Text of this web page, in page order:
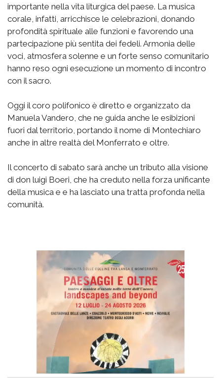
importante nella vita liturgica del paese. La musica
corale, infatti, arricchisce le celebrazioni, donando
profondità spirituale alle funzioni e favorendo una
partecipazione più sentita dei fedeli. Armonia delle
voci, atmosfera solenne e un forte senso comunitario
hanno reso ogni esecuzione un momento di incontro
con il sacro.
Oggi il coro polifonico è diretto e organizzato da
Manuela Vandero, che ne guida anche le esibizioni
fuori dal territorio, portando il nome di Montechiaro
anche in altre realtà del Monferrato e oltre.
Il concerto di sabato sarà anche un tributo alla visione
di don luigi Boeri, che ha creduto nella forza unificante
della musica e e ha lasciato una tratta profonda nella
comunità.